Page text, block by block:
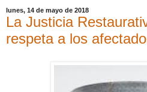
lunes, 14 de mayo de 2018
La Justicia
respeta a los